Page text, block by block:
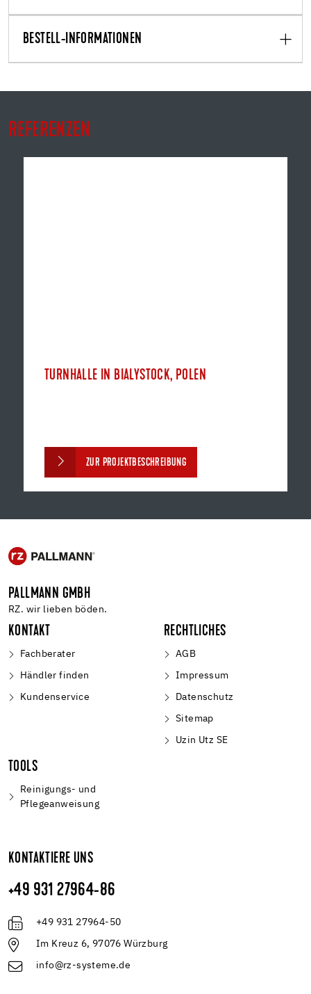
BESTELL-INFORMATIONEN
REFERENZEN
TURNHALLE IN BIALYSTOCK, POLEN
ZUR PROJEKTBESCHREIBUNG
PALLMANN GMBH
RZ. wir lieben böden.
KONTAKT
Fachberater
Händler finden
Kundenservice
RECHTLICHES
AGB
Impressum
Datenschutz
Sitemap
Uzin Utz SE
TOOLS
Reinigungs- und
Pflegeanweisung
KONTAKTIERE UNS
+49 931 27964-86
+49 931 27964-50
Im Kreuz 6, 97076 Würzburg
info@rz-systeme.de